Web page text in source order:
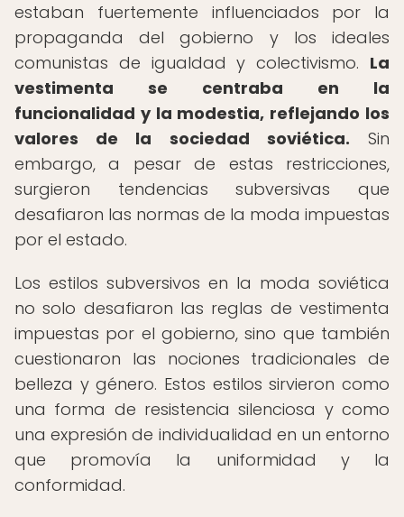
estaban fuertemente influenciados por la
propaganda del gobierno y los ideales
comunistas de igualdad y colectivismo. La
vestimenta se centraba en la
funcionalidad y la modestia, reflejando los
valores de la sociedad soviética. Sin
embargo, a pesar de estas restricciones,
surgieron tendencias subversivas que
desafiaron las normas de la moda impuestas
por el estado.
Los estilos subversivos en la moda soviética
no solo desafiaron las reglas de vestimenta
impuestas por el gobierno, sino que también
cuestionaron las nociones tradicionales de
belleza y género. Estos estilos sirvieron como
una forma de resistencia silenciosa y como
una expresión de individualidad en un entorno
que promovía la uniformidad y la
conformidad.